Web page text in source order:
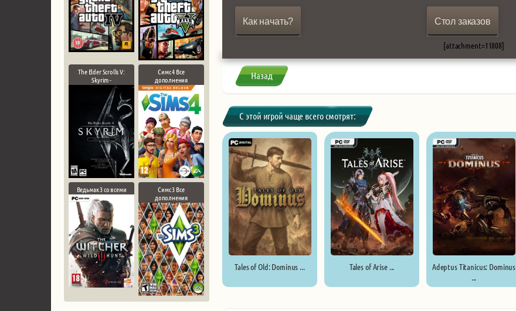
The Elder Scrolls V:
Skyrim -
Симс 4 Все
дополнения
Ведьмак 3 со всеми
Симс 3 Все
дополнения
Как начать? Стол заказов
[attachment=11808]
Назад
С этой игрой чаще всего смотрят:
Tales of Old: Dominus ... Tales of Arise ...
Adeptus Titanicus: Dominus
...